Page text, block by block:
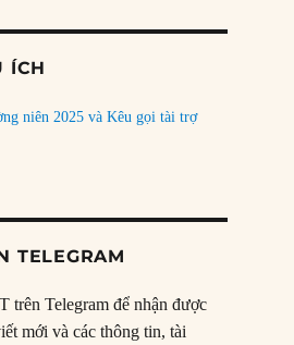
ÍCH
niên 2025 và Kêu gọi tài trợ
TELEGRAM
trên Telegram để nhận được
mới và các thông tin, tài